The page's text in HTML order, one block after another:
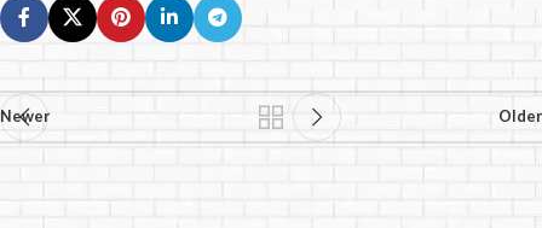
Newer Older